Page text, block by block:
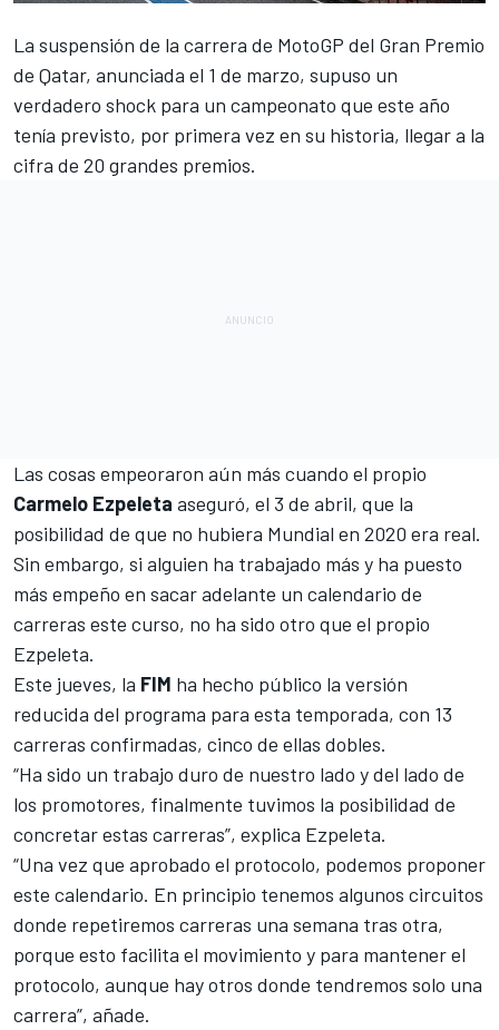
La suspensión de la carrera de MotoGP del Gran Premio
de Qatar, anunciada el 1 de marzo, supuso un
verdadero shock para un campeonato que este año
tenía previsto, por primera vez en su historia, llegar a la
cifra de 20 grandes premios.
Las cosas empeoraron aún más cuando el propio
Carmelo Ezpeleta aseguró, el 3 de abril, que la
posibilidad de que no hubiera Mundial en 2020 era real.
Sin embargo, si alguien ha trabajado más y ha puesto
más empeño en sacar adelante un calendario de
carreras este curso, no ha sido otro que el propio
Ezpeleta.
Este jueves, la FIM ha hecho público la versión
reducida del programa para esta temporada, con 13
carreras confirmadas, cinco de ellas dobles.
“Ha sido un trabajo duro de nuestro lado y del lado de
los promotores, finalmente tuvimos la posibilidad de
concretar estas carreras”, explica Ezpeleta.
“Una vez que aprobado el protocolo, podemos proponer
este calendario. En principio tenemos algunos circuitos
donde repetiremos carreras una semana tras otra,
porque esto facilita el movimiento y para mantener el
protocolo, aunque hay otros donde tendremos solo una
carrera”, añade.